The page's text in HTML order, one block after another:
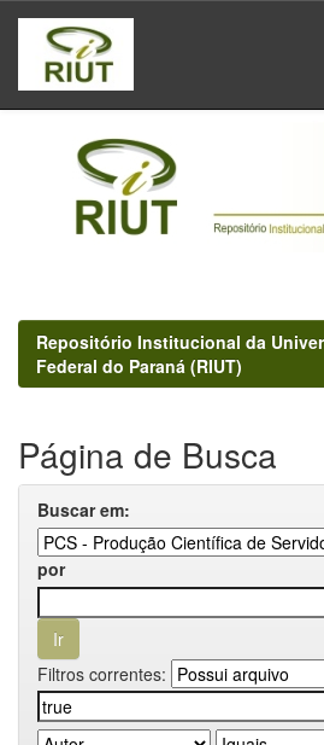
Skip
navigation
Repositório Institucional da
Federal do Paraná (RIUT)
Página de Busca
Buscar em:
por
Filtros correntes: